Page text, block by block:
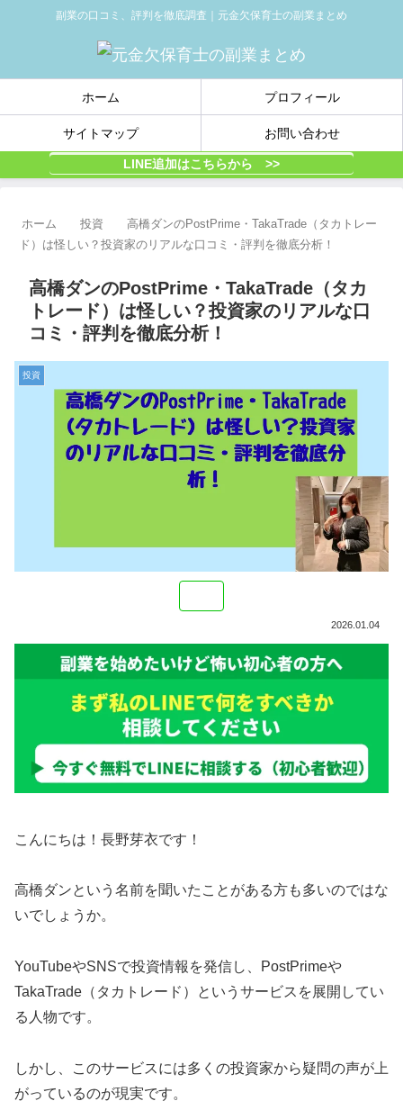
副業の口コミ、評判を徹底調査｜元金欠保育士の副業まとめ
ホーム プロフィール
サイトマップ お問い合わせ
LINE追加はこちらから >>
ホーム 投資
高橋ダンのPostPrime・TakaTrade（タカトレー
ド）は怪しい？投資家のリアルな口コミ・評判を徹底分析！
高橋ダンのPostPrime・TakaTrade（タカ
トレード）は怪しい？投資家のリアルな口
コミ・評判を徹底分析！
投資
2026.01.04
こんにちは！長野芽衣です！
高橋ダンという名前を聞いたことがある方も多いのではな
いでしょうか。
YouTubeやSNSで投資情報を発信し、PostPrimeや
TakaTrade（タカトレード）というサービスを展開してい
る人物です。
しかし、このサービスには多くの投資家から疑問の声が上
がっているのが現実です。